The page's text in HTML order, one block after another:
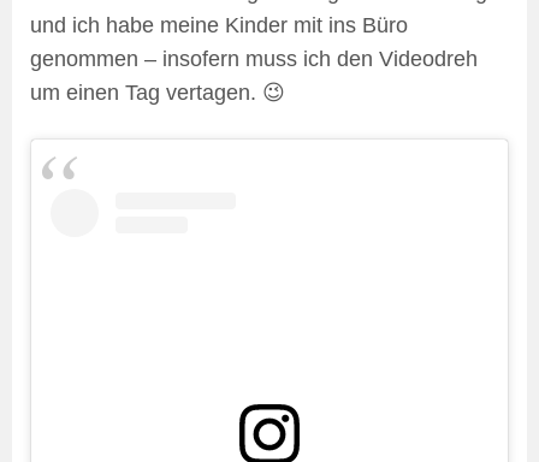
und ich habe meine Kinder mit ins Büro
genommen – insofern muss ich den Videodreh
um einen Tag vertagen. 😉